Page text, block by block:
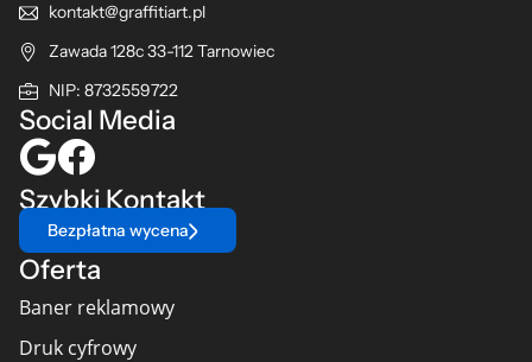
Oferta
Baner reklamowy
Druk cyfrowy
kontakt@graffitiart.pl
Zawada 128c 33-112 Tarnowiec
NIP: 8732559722
Social Media
Szybki Kontakt
Bezpłatna wycena